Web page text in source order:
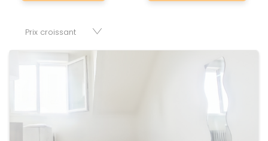
disposition parkings, cessions de baux, fonds de